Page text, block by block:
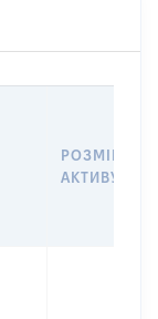
РОЗМІР
АКТИВУ